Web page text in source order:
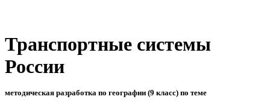
Транспортные системы
России
методическая разработка по географии (9 класс) по теме